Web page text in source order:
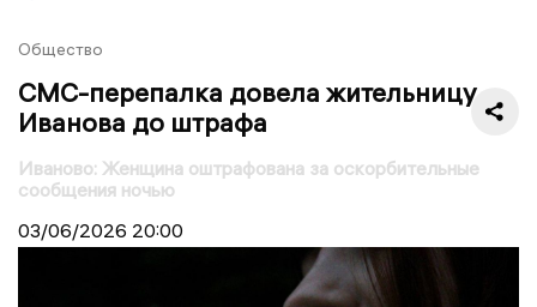
Общество
СМС-перепалка довела жительницу
Иванова до штрафа
Иваново: Женщина оштрафована за оскорбительные
сообщения ночью
03/06/2026 20:00